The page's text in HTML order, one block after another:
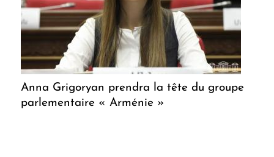
Anna Grigoryan prendra la tête du groupe
parlementaire « Arménie »